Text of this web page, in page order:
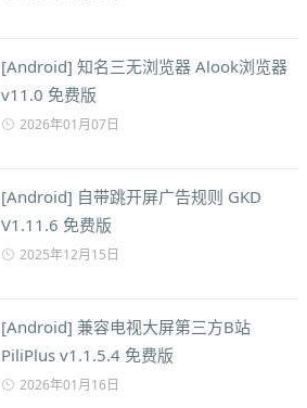
[Android] 知名三无浏览器 Alook浏览器
v11.0 免费版
2026年01月07日
[Android] 自带跳开屏广告规则 GKD
V1.11.6 免费版
2025年12月15日
[Android] 兼容电视大屏第三方B站
PiliPlus v1.1.5.4 免费版
2026年01月16日